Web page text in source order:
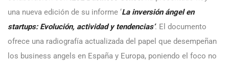
una nueva edición de su informe ‘La inversión ángel en
startups: Evolución, actividad y tendencias’. El documento
ofrece una radiografía actualizada del papel que desempeñan
los business angels en España y Europa, poniendo el foco no